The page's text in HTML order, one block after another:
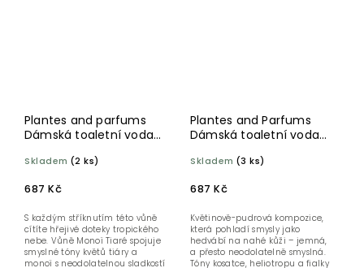
Plantes and parfums
Dámská toaletní voda
Skladem (2 ks)
687 Kč
S každým stříknutím této vůně
cítíte hřejivé doteky tropického
nebe. Vůně Monoï Tiaré spojuje
smyslné tóny květů tiáry a
monoï s neodolatelnou sladkostí
Plantes and Parfums
Dámská toaletní voda
Skladem (3 ks)
687 Kč
Květinově-pudrová kompozice,
která pohladí smysly jako
hedvábí na nahé kůži – jemná,
a přesto neodolatelně smyslná.
Tóny kosatce, heliotropu a fialky